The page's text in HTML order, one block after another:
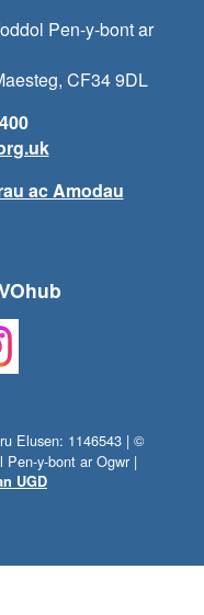
Pen-y-bont ar
CF34 9DL
ac Amodau
Elusen: 1146543 | ©
y-bont ar Ogwr |
UGD